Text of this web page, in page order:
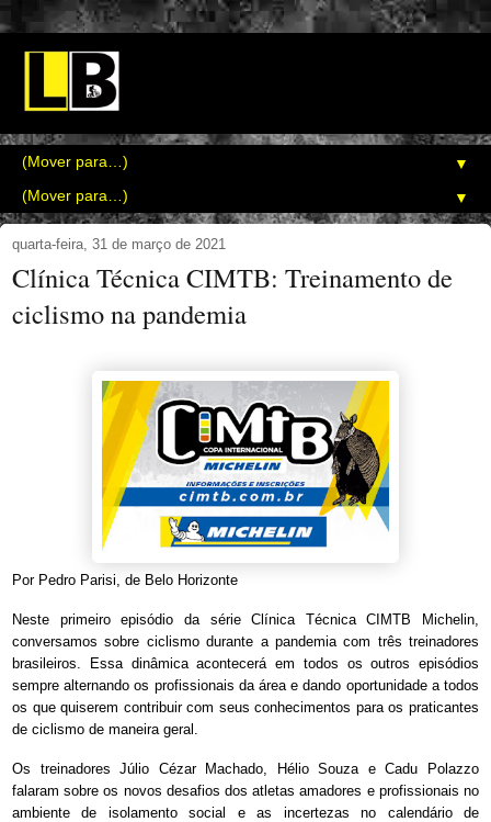
▼
▼
quarta-feira, 31 de março de 2021
Clínica Técnica CIMTB: Treinamento de
ciclismo na pandemia
Por Pedro Parisi, de Belo Horizonte
Neste primeiro episódio da série Clínica Técnica CIMTB Michelin,
conversamos sobre ciclismo durante a pandemia com três treinadores
brasileiros. Essa dinâmica acontecerá em todos os outros episódios
sempre alternando os profissionais da área e dando oportunidade a todos
os que quiserem contribuir com seus conhecimentos para os praticantes
de ciclismo de maneira geral.
Os treinadores Júlio Cézar Machado, Hélio Souza e Cadu Polazzo
falaram sobre os novos desafios dos atletas amadores e profissionais no
ambiente de isolamento social e as incertezas no calendário de